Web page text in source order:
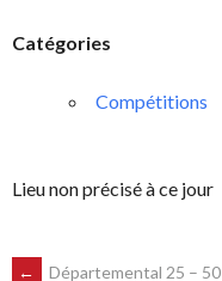
Catégories
Compétitions
Lieu non précisé à ce jour
←
Départemental 25 – 50